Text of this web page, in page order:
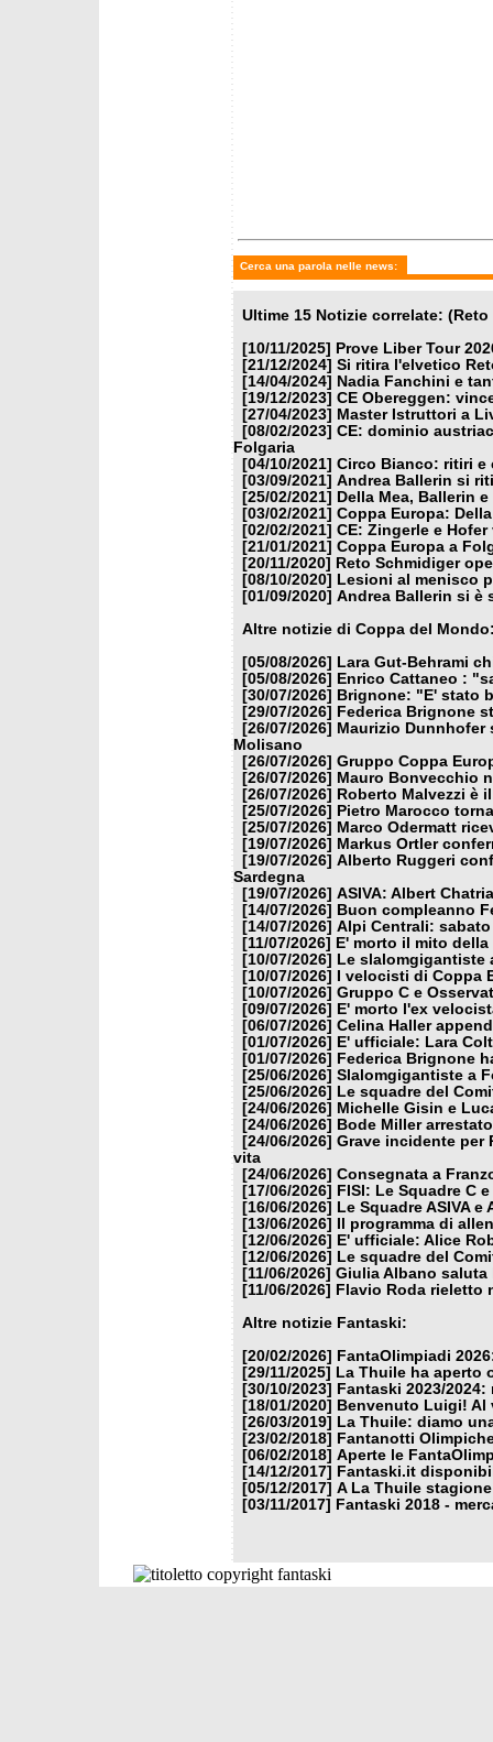
Cerca una parola nelle news:
Ultime 15 Notizie correlate:
[10/11/2025]
Prove Liber Tour
[21/12/2024] Si ritira l'elvetico
[14/04/2024] Nadia Fanchini e
[19/12/2023] CE Obereggen:
[27/04/2023] Master Istruttori a
[08/02/2023] CE: dominio
Folgaria
[04/10/2021] Circo Bianco: ritiri e
[03/09/2021] Andrea Ballerin si
[25/02/2021]
Della Mea, Ballerin
[03/02/2021] Coppa Europa:
[02/02/2021] CE: Zingerle e
[21/01/2021] Coppa Europa a
[20/11/2020]
Reto Schmidiger
[08/10/2020]
Lesioni al menisco
[01/09/2020] Andrea Ballerin si è
Altre notizie di Coppa del
[05/08/2026]
Lara Gut-Behrami
[05/08/2026]
Enrico Cattaneo :
[30/07/2026]
Brignone: "E' stato
[29/07/2026]
Federica Brignone
[26/07/2026] Maurizio Dunnhofer
Molisano
[26/07/2026] Gruppo Coppa
[26/07/2026] Mauro Bonvecchio
[26/07/2026]
Roberto Malvezzi è
[25/07/2026]
Pietro Marocco
[25/07/2026] Marco Odermatt
[19/07/2026] Markus Ortler
[19/07/2026] Alberto Ruggeri
Sardegna
[19/07/2026] ASIVA: Albert
[14/07/2026]
Buon compleanno
[14/07/2026] Alpi Centrali:
[11/07/2026]
E' morto il mito
[10/07/2026]
Le
[10/07/2026]
I velocisti di Coppa
[10/07/2026] Gruppo C e
[09/07/2026]
E' morto l'ex
[06/07/2026] Celina Haller
[01/07/2026]
E' ufficiale: Lara
[01/07/2026]
Federica Brignone
[25/06/2026] Slalomgigantiste a
[25/06/2026]
Le squadre del
[24/06/2026] Michelle Gisin e
[24/06/2026]
Bode Miller
[24/06/2026] Grave incidente per
vita
[24/06/2026] Consegnata a
[17/06/2026]
FISI: Le Squadre C
[16/06/2026]
Le Squadre ASIVA
[13/06/2026]
Il programma di
[12/06/2026]
E' ufficiale: Alice
[12/06/2026]
Le squadre del
[11/06/2026] Giulia Albano saluta
[11/06/2026]
Flavio Roda rieletto
Altre notizie Fantaski:
[20/02/2026]
FantaOlimpiadi
[29/11/2025]
La Thuile ha aperto
[30/10/2023]
Fantaski 2023/
[18/01/2020]
Benvenuto Luigi! Al
[26/03/2019]
La Thuile: diamo
[23/02/2018]
Fantanotti
[06/02/2018] Aperte le
[14/12/2017]
Fantaski.it
[05/12/2017] A La Thuile
[03/11/2017]
Fantaski 2018 -